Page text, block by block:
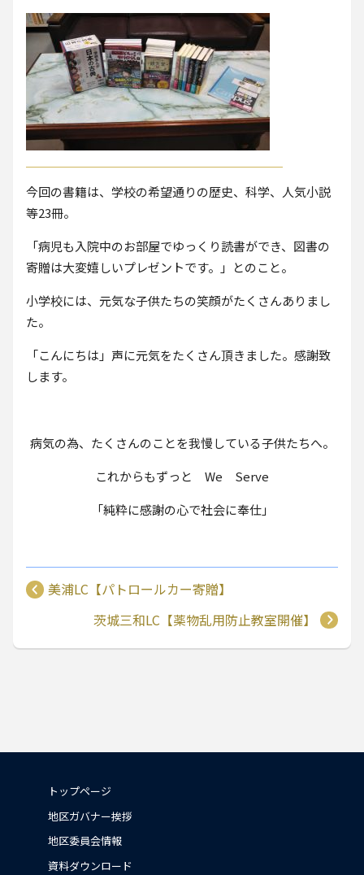
今回の書籍は、学校の希望通りの歴史、科学、人気小説
等23冊。
「病児も入院中のお部屋でゆっくり読書ができ、図書の
寄贈は大変嬉しいプレゼントです。」とのこと。
小学校には、元気な子供たちの笑顔がたくさんありまし
た。
「こんにちは」声に元気をたくさん頂きました。感謝致
します。
病気の為、たくさんのことを我慢している子供たちへ。
これからもずっと We Serve
「純粋に感謝の心で社会に奉仕」
美浦LC【パトロールカー寄贈】
茨城三和LC【薬物乱用防止教室開催】
トップページ
地区ガバナー挨拶
地区委員会情報
資料ダウンロード